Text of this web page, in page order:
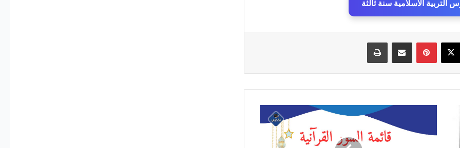
الاسلامية سنة ثالثة
‫X بينتيريستمشاركة عبر البريد طباعة
القرآنية
السنة